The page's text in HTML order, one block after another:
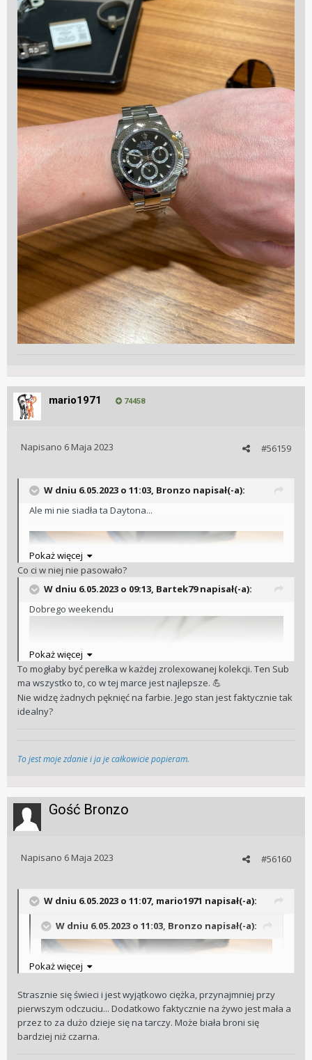
mario1971 74458
#56159
Napisano 6 Maja 2023
W dniu 6.05.2023 o 11:03, Bronzo napisał(-a):
Ale mi nie siadła ta Daytona...
Pokaż więcej
Co ci w niej nie pasowało?
W dniu 6.05.2023 o 09:13, Bartek79napisał(-a):
Dobrego weekendu
Pokaż więcej
To mogłaby być perełka w każdej zrolexowanej kolekcji. Ten Sub
ma wszystko to, co w tej marce jest najlepsze. 💪
Nie widzę żadnych pęknięć na farbie. Jego stan jest faktycznie tak
idealny?
To jest moje zdanie i ja je całkowicie popieram.
Gość Bronzo
#56160
Napisano 6 Maja 2023
W dniu 6.05.2023 o 11:07, mario1971 napisał(-a):
W dniu 6.05.2023 o 11:03, Bronzo napisał(-a):
Pokaż więcej
Co ci w niej nie pasowało?
Pokaż więcej
Strasznie się świeci i jest wyjątkowo ciężka, przynajmniej przy
pierwszym odczuciu... Dodatkowo faktycznie na żywo jest mała a
przez to za dużo dzieje się na tarczy. Może biała broni się
bardziej niż czarna.